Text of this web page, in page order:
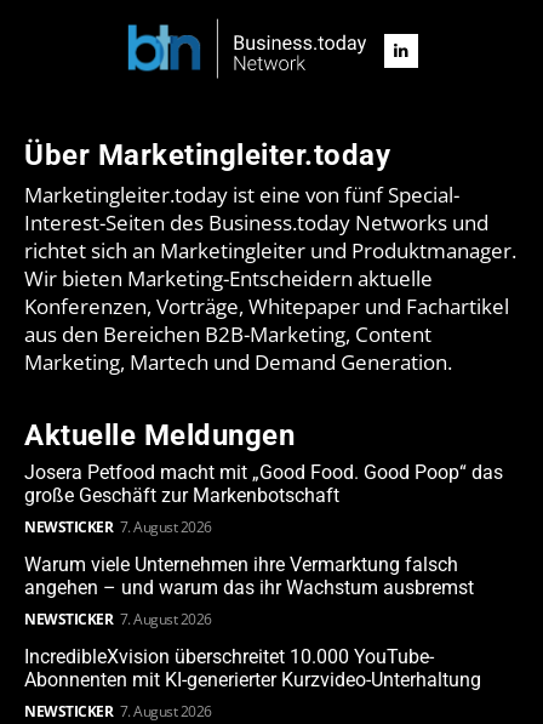
Über Marketingleiter.today
Marketingleiter.today ist eine von fünf Special-
Interest-Seiten des Business.today Networks und
richtet sich an Marketingleiter und Produktmanager.
Wir bieten Marketing-Entscheidern aktuelle
Konferenzen, Vorträge, Whitepaper und Fachartikel
aus den Bereichen B2B-Marketing, Content
Marketing, Martech und Demand Generation.
Aktuelle Meldungen
Josera Petfood macht mit „Good Food. Good Poop“ das
große Geschäft zur Markenbotschaft
NEWSTICKER 7. August 2026
Warum viele Unternehmen ihre Vermarktung falsch
angehen – und warum das ihr Wachstum ausbremst
NEWSTICKER 7. August 2026
IncredibleXvision überschreitet 10.000 YouTube-
Abonnenten mit KI-generierter Kurzvideo-Unterhaltung
NEWSTICKER 7. August 2026